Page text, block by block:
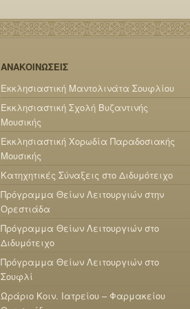
ΑΝΑΚΟΙΝΩΣΕΙΣ
Εκκλησιαστική Μαντολινάτα Σουφλίου
Εκκλησιαστική Σχολή Βυζαντινής
Μουσικής
Εκκλησιαστική Χορωδία Παραδοσιακής
Μουσικής
Κατηχητικές Σύναξεις στο Διδυμότειχο
Πρόγραμμα Θείων Λειτουργιών στην
Ορεστιάδα
Πρόγραμμα Θείων Λειτουργιών στο
Διδυμότειχο
Πρόγραμμα Θείων Λειτουργιών στο
Σουφλί
Ωράριο Κοιν. Ιατρείου – Φαρμακείου